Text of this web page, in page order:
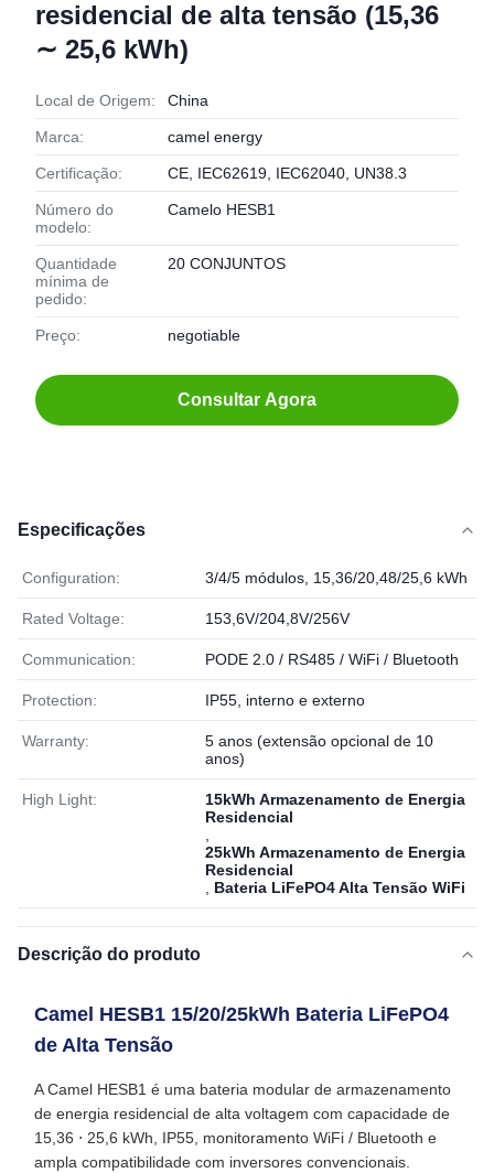
residencial de alta tensão (15,36
∼ 25,6 kWh)
Local de Origem: China
Marca: camel energy
Certificação: CE, IEC62619, IEC62040, UN38.3
Número do
modelo:
Camelo HESB1
Quantidade
mínima de
pedido:
20 CONJUNTOS
Preço: negotiable
Consultar Agora
Especificações
Configuration: 3/4/5 módulos, 15,36/20,48/25,6 kWh
Rated Voltage: 153,6V/204,8V/256V
Communication: PODE 2.0 / RS485 / WiFi / Bluetooth
Protection: IP55, interno e externo
Warranty:
5 anos (extensão opcional de 10
anos)
High Light:
15kWh Armazenamento de Energia
Residencial
25kWh Armazenamento de Energia
Residencial
Bateria LiFePO4 Alta Tensão WiFi
Descrição do produto
Camel HESB1 15/20/25kWh Bateria LiFePO4
de Alta Tensão
A Camel HESB1 é uma bateria modular de armazenamento
de energia residencial de alta voltagem com capacidade de
15,36 ⋅ 25,6 kWh, IP55, monitoramento WiFi / Bluetooth e
ampla compatibilidade com inversores convencionais.